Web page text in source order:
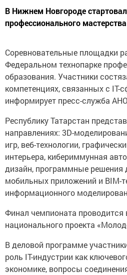
В Нижнем Новгороде
профессионального
Соревновательные площадки
Федеральном технопарке
образования. Участники
компетенциях, связанных с IT-
информирует пресс-служба
Республику Татарстан
направлениях: 3D-
игр, веб-технологии,
интерьера, кибериммунная
дизайн, программные решения
мобильных приложений и BIM-
информационного
Финал чемпионата проводится
национального проекта
В деловой программе
роль IT-индустрии как
экономике, вопросы